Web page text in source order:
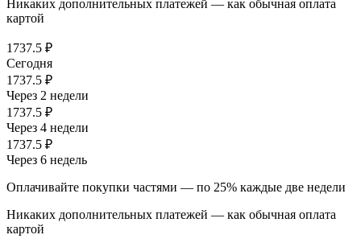
Никаких дополнительных платежей — как обычная оплата
картой
1737.5 ₽
Сегодня
1737.5 ₽
Через 2 недели
1737.5 ₽
Через 4 недели
1737.5 ₽
Через 6 недель
Оплачивайте покупки частями — по 25% каждые две недели
Никаких дополнительных платежей — как обычная оплата
картой